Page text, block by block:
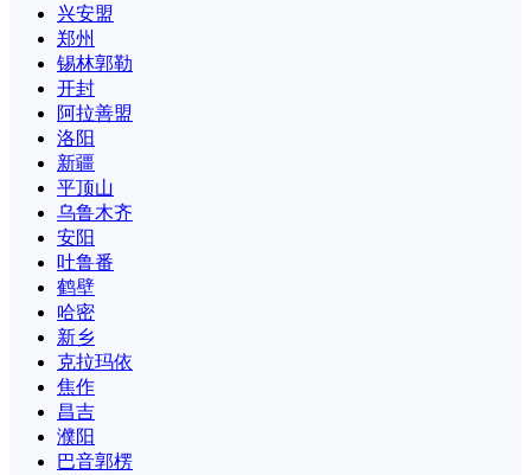
兴安盟
郑州
锡林郭勒
开封
阿拉善盟
洛阳
新疆
平顶山
乌鲁木齐
安阳
吐鲁番
鹤壁
哈密
新乡
克拉玛依
焦作
昌吉
濮阳
巴音郭楞